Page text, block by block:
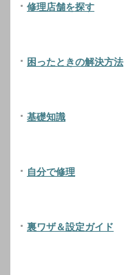
修理店舗を探す
困ったときの解決方法
基礎知識
自分で修理
裏ワザ＆設定ガイド